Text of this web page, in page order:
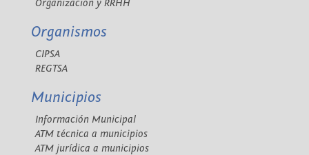
Organización y RRHH
Organismos
CIPSA
REGTSA
Municipios
Información Municipal
ATM técnica a municipios
ATM jurídica a municipios